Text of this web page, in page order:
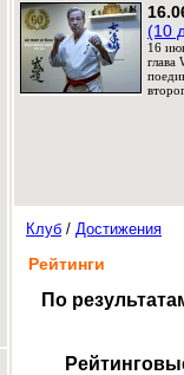
(10
16
глава
Клуб / Достижения
Рейтинги
По